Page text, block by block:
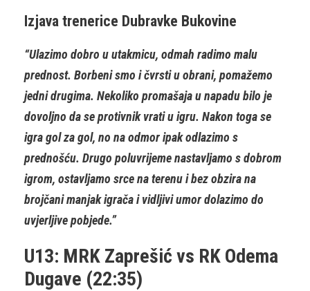
Izjava trenerice Dubravke Bukovine
“Ulazimo dobro u utakmicu, odmah radimo malu
prednost. Borbeni smo i čvrsti u obrani, pomažemo
jedni drugima. Nekoliko promašaja u napadu bilo je
dovoljno da se protivnik vrati u igru. Nakon toga se
igra gol za gol, no na odmor ipak odlazimo s
prednošću. Drugo poluvrijeme nastavljamo s dobrom
igrom, ostavljamo srce na terenu i bez obzira na
brojčani manjak igrača i vidljivi umor dolazimo do
uvjerljive pobjede.”
U13: MRK Zaprešić vs RK Odema
Dugave (22:35)